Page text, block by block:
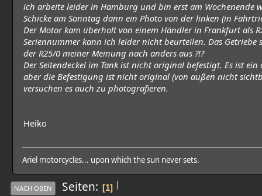
ich arbeite leider in Hamburg und bin erst am Wochenende
Schicke am Sonntag dann ein Photo von der linken (in
Der Motor kam überholt von einem Händler in Frankfurt als
Seriennummer kann ich leider nicht beurteilen. Das Getriebe
der R25/0 meiner Meinung nach anders aus ?!?
Der Seitendeckel im Tank ist nicht original befestigt. Es ist ein
aber die Befestigung ist nicht original (von außen nicht
versuchen es auch zu photografieren.
Heiko
Ariel motorcycles... upon which the sun never sets.
|
NACH OBEN Seiten 1